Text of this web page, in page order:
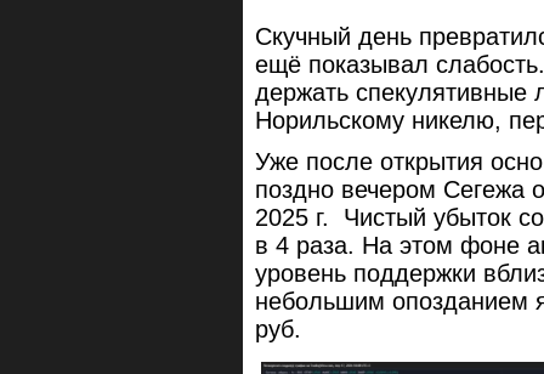
Скучный день
ещё показывал
держать спекулятивные
Норильскому никелю,
Уже после открытия
поздно вечером Сегежа
2025 г. Чистый убыток
в 4 раза. На этом фоне
уровень поддержки
небольшим опозданием
руб.